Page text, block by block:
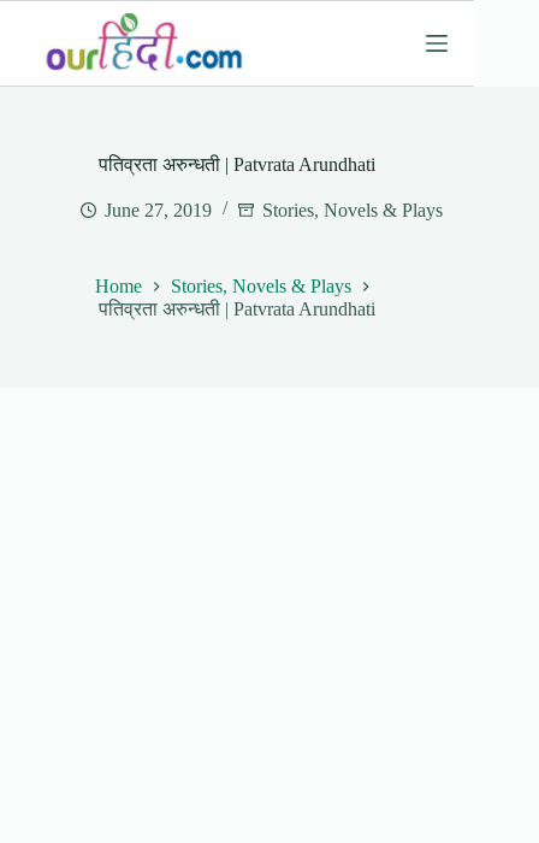
content
पतिव्रता अरुन्धती | Patvrata Arundhati
June 27, 2019 Stories, Novels & Plays
Home
Stories, Novels & Plays
पतिव्रता अरुन्धती | Patvrata Arundhati